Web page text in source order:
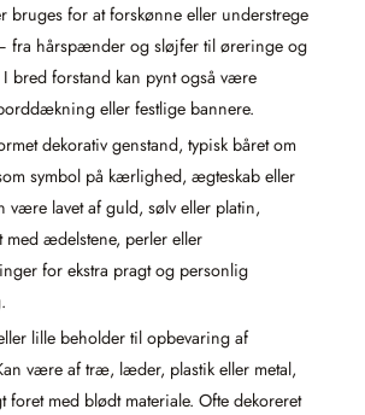
bruges for at forskønne eller understrege
fra hårspænder og sløjfer til øreringe og
bred forstand kan pynt også være
eller festlige bannere.
dekorativ genstand, typisk båret om
symbol på kærlighed, ægteskab eller
være lavet af guld, sølv eller platin,
med ædelstene, perler eller
for ekstra pragt og personlig
lille beholder til opbevaring af
være af træ, læder, plastik eller metal,
foret med blødt materiale. Ofte dekoreret